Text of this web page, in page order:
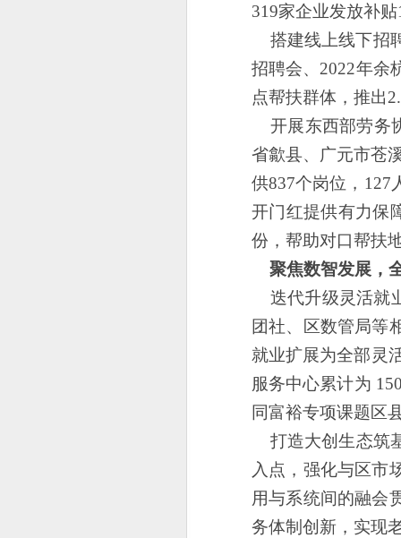
319家企业发放补
搭建线上线下招
招聘会、2022年余
点帮扶群体，推出
开展东西部劳务
省歙县、广元市苍
供837个岗位，127
开门红提供有力保
份，帮助对口帮扶
聚焦数智发展，
迭代升级灵活就
团社、区数管局等
就业扩展为全部灵
服务中心累计为
同富裕专项课题区
打造大创生态筑
入点，强化与区市
用与系统间的融会
务体制创新，实现